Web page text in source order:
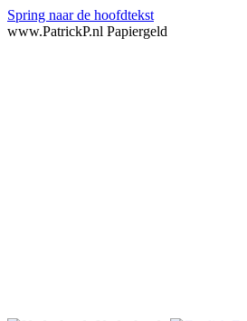
Spring naar de hoofdtekst
www.PatrickP.nl Papiergeld